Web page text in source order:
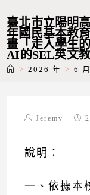
臺北市立陽明
年國民基本教
畫「走入學生
AI的SEL英文教
> 2026 年 > 6 月
PostJeremy
說明：
一、依據本